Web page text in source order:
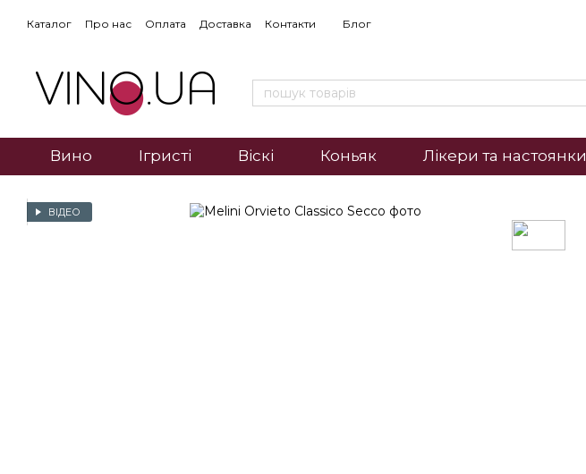
Каталог Про нас Оплата Доставка Контакти Блог
Вино Ігристі Віскі Коньяк Лікери та настоянки
ВІДЕО